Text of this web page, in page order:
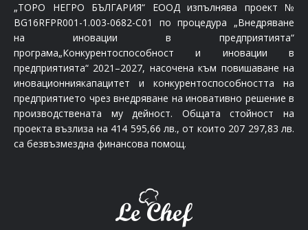
„ТОРО НЕГРО БЪЛГАРИЯ“ ЕООД изпълнява проект №
BG16RFPR001-1.003-0682-C01 по процедура „Внедряване
на иновации в предприятията“
програма„Конкурентоспособност и иновации в
предприятията“ 2021–2027, насочена към повишаване на
иновационниякапацитет и конкурентоспособността на
предприятието чрез внедряване на иновативно решение в
производствената му дейност. Общата стойност на
проекта възлиза на 414 595,66 лв., от които 207 297,83 лв.
са безвъзмездна финансова помощ.